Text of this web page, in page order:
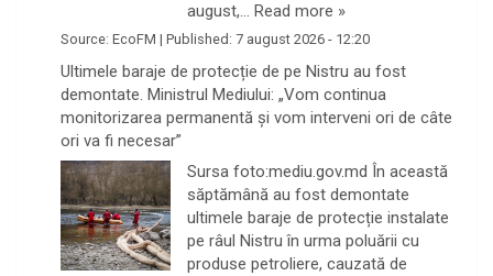
august,… Read more »
Source: EcoFM | Published: 7 august 2026 - 12:20
Ultimele baraje de protecție de pe Nistru au fost
demontate. Ministrul Mediului: „Vom continua
monitorizarea permanentă și vom interveni ori de câte
ori va fi necesar”
Sursa foto:mediu.gov.md În această
săptămână au fost demontate
ultimele baraje de protecție instalate
pe râul Nistru în urma poluării cu
produse petroliere, cauzată de